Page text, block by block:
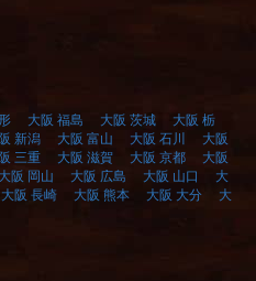
大阪 福島 大阪 茨城
大阪 栃
新潟 大阪 富山 大阪 石川
大阪
三重 大阪 滋賀 大阪 京都
大阪
大阪 岡山 大阪 広島 大阪 山口
大
大阪 長崎 大阪 熊本 大阪 大分
大